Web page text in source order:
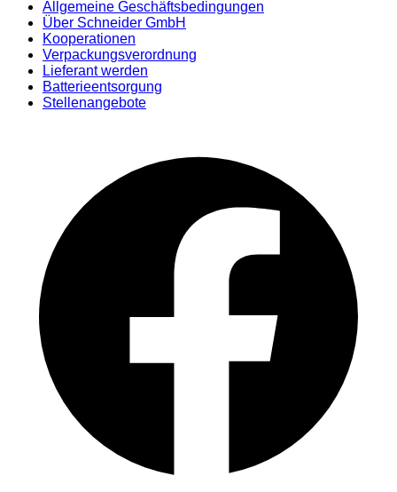
Allgemeine Geschäftsbedingungen
Über Schneider GmbH
Kooperationen
Verpackungsverordnung
Lieferant werden
Batterieentsorgung
Stellenangebote